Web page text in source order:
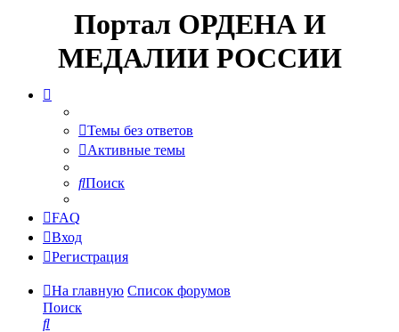
Портал ОРДЕНА И
МЕДАЛИИ РОССИИ
Темы без ответов
Активные темы
Поиск
FAQ
Вход
Регистрация
На главную Список форумов
Поиск
Поиск